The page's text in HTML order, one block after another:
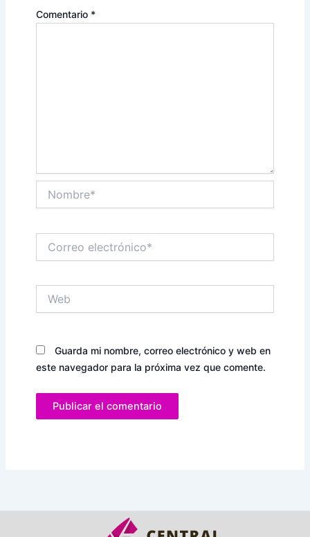
Comentario *
electrónico*
Guarda mi nombre, correo electrónico y web en
este navegador para la próxima vez que comente.